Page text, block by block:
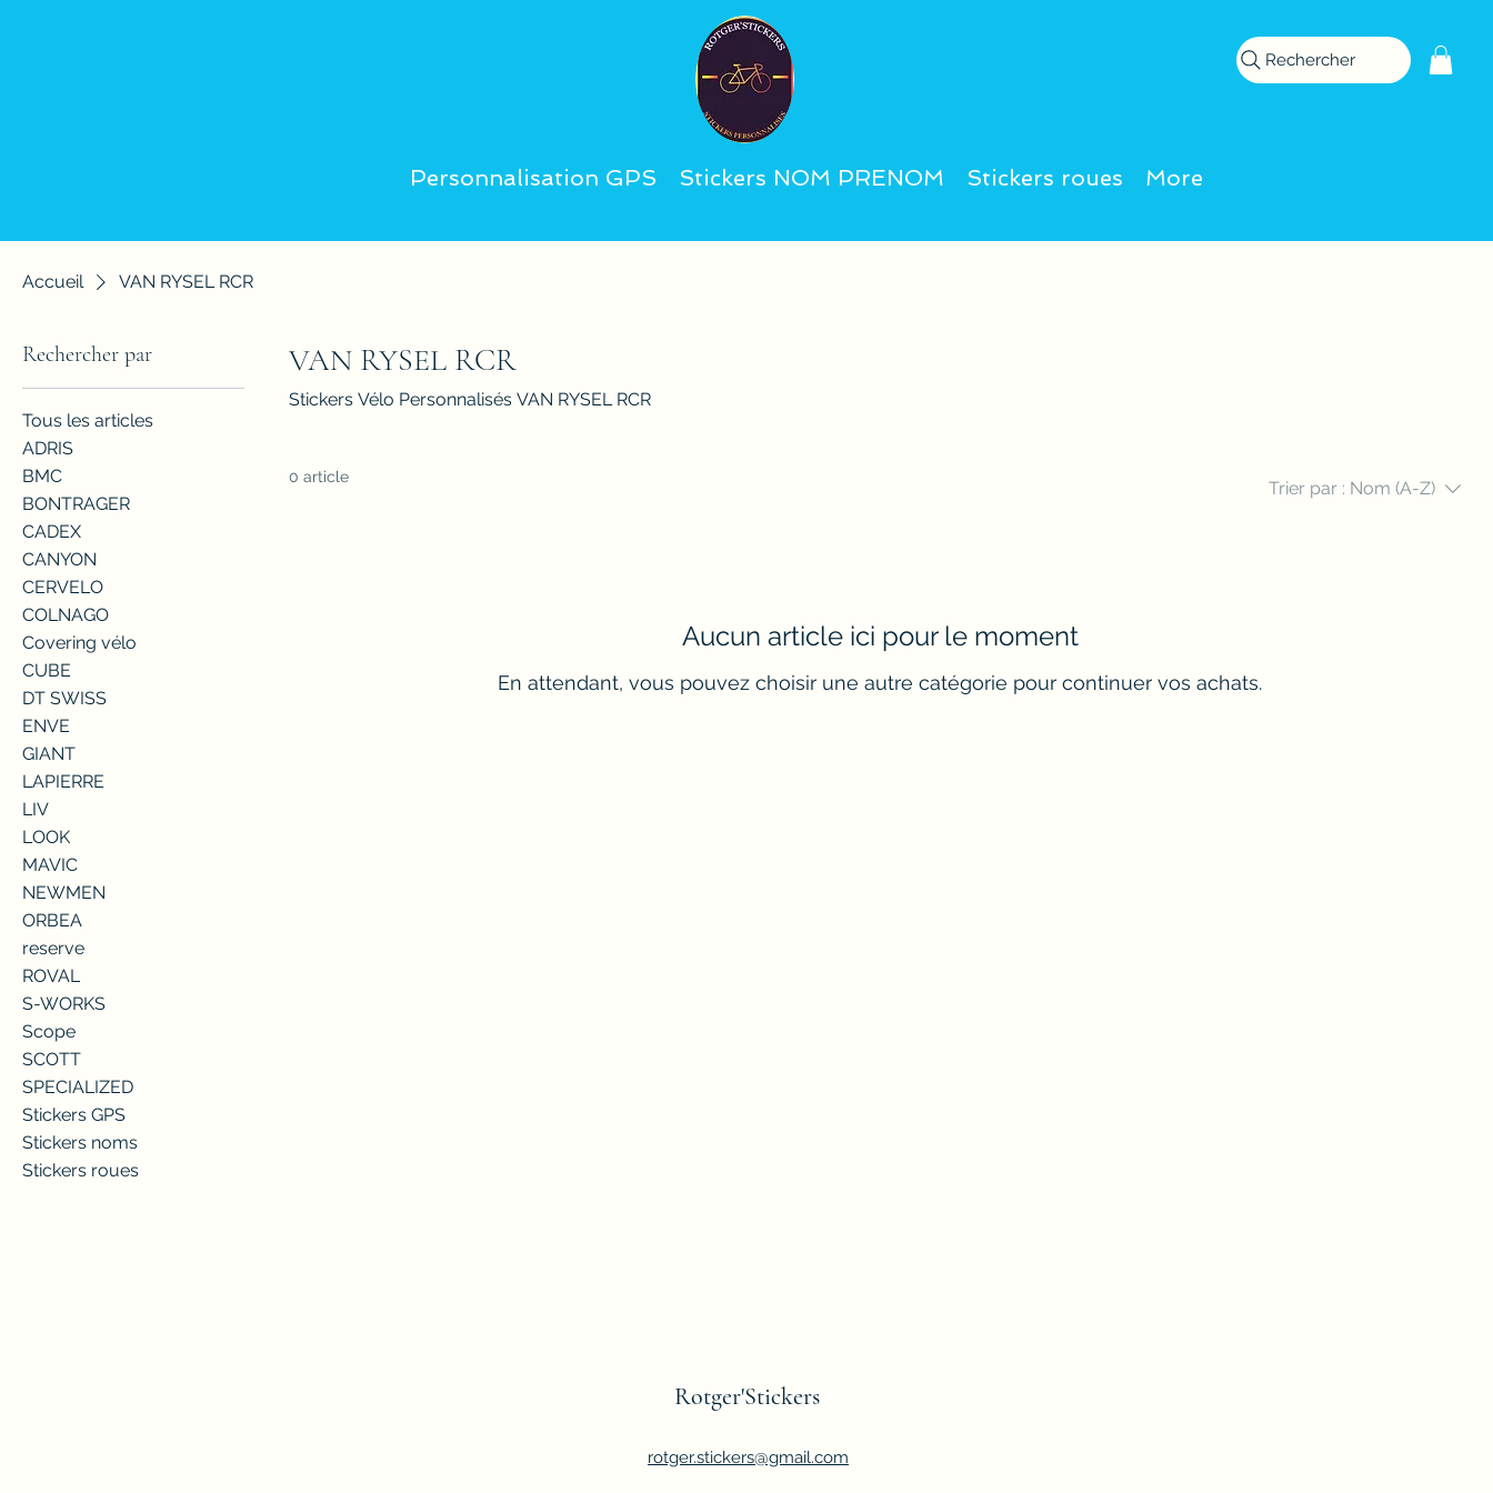
Personnalisation GPS Stickers NOM PRENOM Stickers roues More
Rechercher
Accueil VAN RYSEL RCR
Rechercher par
Tous les articles
ADRIS
BMC
BONTRAGER
CADEX
CANYON
CERVELO
COLNAGO
Covering vélo
CUBE
DT SWISS
ENVE
GIANT
LAPIERRE
LIV
LOOK
MAVIC
NEWMEN
ORBEA
reserve
ROVAL
S-WORKS
Scope
SCOTT
SPECIALIZED
Stickers GPS
Stickers noms
Stickers roues
VAN RYSEL RCR
Stickers Vélo Personnalisés VAN RYSEL RCR
0 article
Trier par : Nom (A-Z)
Aucun article ici pour le moment
En attendant, vous pouvez choisir une autre catégorie pour continuer vos achats.
Rotger'Stickers
rotger.stickers@gmail.com